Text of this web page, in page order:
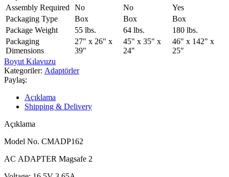
Assembly Required No No
Yes
Packaging Type
Box Box
Box
Package Weight
55 lbs. 64 lbs.
180 lbs.
Packaging
Dimensions
27" x 26" x
39"
45" x 35" x
24"
46" x 142" x
25"
Boyut Kılavuzu
Kategoriler: Adaptörler
Paylaş:
Açıklama
Shipping & Delivery
Açıklama
Model No. CMADP162
AC ADAPTER Magsafe 2